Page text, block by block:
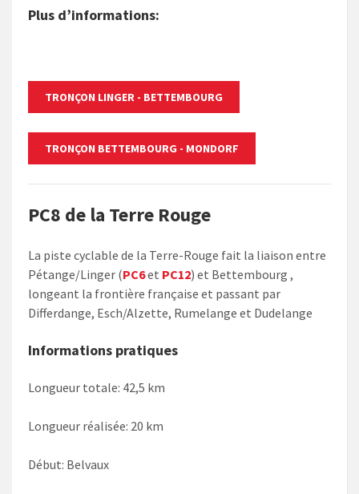
Plus d’informations:
TRONÇON LINGER - BETTEMBOURG
TRONÇON BETTEMBOURG - MONDORF
PC8 de la ​Terre Rouge​
La piste cyclable de la Terre-​Rouge fait la liaison entre
Pétange/Linger (PC6et PC12) et Bettembourg ,
longeant la frontière française et passant par
Differdange, Esch/Alzette, Rumelange et Dudelange
Informations pratiques
Longueur totale: 42,5 km
Longueur réalisée: 20 km
Début: Belvaux